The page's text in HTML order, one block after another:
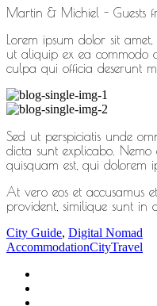
Martin & Michiel - Guests
Lorem ipsum dolor sit
ut aliquip ex ea commodo
culpa qui officia deserunt
Sed ut perspiciatis unde
dicta sunt explicabo.
quisquam est, qui dolorem
At vero eos et accusamus
provident, similique sunt in
City Guide, Digital Nomad
AccommodationCityTravel